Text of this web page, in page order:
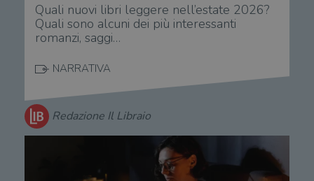
Quali nuovi libri leggere nell’estate 2026?
Quali sono alcuni dei più interessanti
romanzi, saggi…
NARRATIVA
Redazione Il Libraio